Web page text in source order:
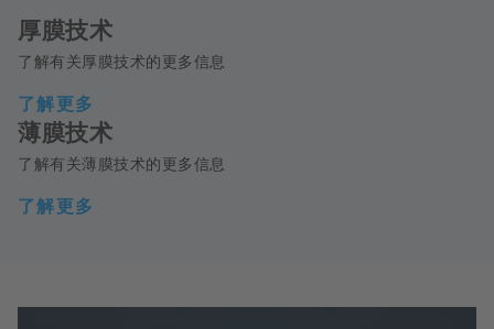
厚膜技术
了解有关厚膜技术的更多信息
了解更多
薄膜技术
了解有关薄膜技术的更多信息
了解更多